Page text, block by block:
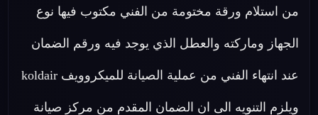
من استلام ورقة مختومة من الفني مكتوب فيها نوع
الجهاز وماركته والعطل الذي يوجد فيه ورقم الضمان
عند انتهاء الفني من عملية الصيانة للميكروويف koldair
ويلزم التنويه الى ان الضمان المقدم من مركز صيانة